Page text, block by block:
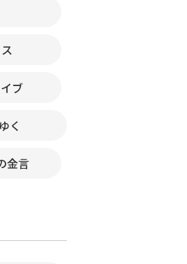
ブ
く
金言